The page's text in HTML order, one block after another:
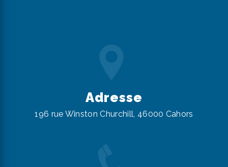
Adresse
196 rue Winston Churchill, 46000 Cahors